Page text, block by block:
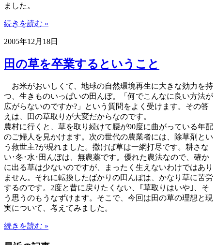
ました。
続きを読む »
2005年12月18日
田の草を卒業するということ
お米がおいしくて、地球の自然環境再生に大きな効力を持
つ、生きものいっぱいの田んぼ。「何でこんなに良い方法が
広がらないのですか?」という質問をよく受けます。その答
えは、田の草取りが大変だからなのです。
農村に行くと、草を取り続けて腰が90度に曲がっている年配
のご婦人を見かけます。次の世代の農業者には、除草剤とい
う救世主?が現れました。撒けば草は一網打尽です。耕さな
い･冬･水･田んぼは、無農薬です。優れた農法なので、確か
に出る草は少ないのですが、まったく生えないわけではあり
ません。それに転換したばかりの田んぼは、かなり草に苦労
するのです。2度と昔に戻りたくない、｢草取りはいや｣、そ
う思うのもうなずけます。そこで、今回は田の草の理想と現
実について、考えてみました。
続きを読む »